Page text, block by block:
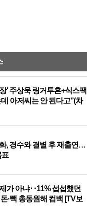
’ 주상욱 링거투혼+식스팩
아저씨는 안 된다고”(차
화, 경수와 결별 후 재출연…
표
제가 아냐‥11% 섭섭했던
돈·빽 총동원해 컴백 [TV보